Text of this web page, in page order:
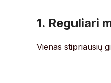
1. Reguliari
Vienas stipriausių